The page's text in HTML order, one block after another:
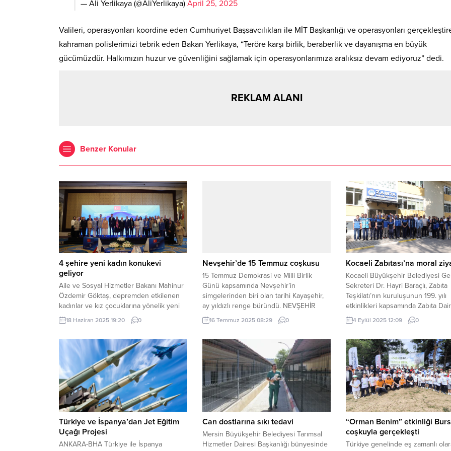
— Ali Yerlikaya (@AliYerlikaya) April 25, 2025
Valileri, operasyonları koordine eden Cumhuriyet Başsavcılıkları ile MİT Başkanlığı ve operasyonları
kahraman polislerimizi tebrik eden Bakan Yerlikaya, “Teröre karşı birlik, beraberlik ve dayanışma en büyük
gücümüzdür. Halkımızın huzur ve güvenliğini sağlamak için operasyonlarımıza aralıksız devam ediyoruz” dedi.
REKLAM ALANI
Benzer Konular
4 şehire yeni kadın konukevi
geliyor
Aile ve Sosyal Hizmetler Bakanı Mahinur
Özdemir Göktaş, depremden etkilenen
kadınlar ve kız çocuklarına yönelik yeni
destek projesini tanıttı. Bakan Göktaş,
Adıyaman, Hatay, İstanbul ve Kocaeli’de 4
duyurdu. ANKARA (İGFA) – Aile ve Sosyal
Hizmetler Bakanı Mahinur Özdemir
Göktaş, 6 Şubat 2023 Kahramanmaraş
depremlerinden etkilenen...
18 Haziran 2025 19:20 0
Nevşehir’de 15 Temmuz coşkusu
15 Temmuz Demokrasi ve Milli Birlik
Günü kapsamında Nevşehir’in
simgelerinden biri olan tarihi Kayaşehir,
ay yıldızlı renge büründü. NEVŞEHİR
(İGFA) – 15 Temmuz Demokrasi ve Milli
Birlik Günü’nün 9’ncu yılı dolayısıyla
İşler Müdürlüğü tarafından Nevşehir
Kalesi etrafında Tarihi Kayaşehir ve
Kahveci Dağı’nda ay yıldızlı ışık...
16 Temmuz 2025 08:29 0
Kocaeli Zabıtası’na moral
Kocaeli Büyükşehir Belediyesi
Sekreteri Dr. Hayri Baraçlı, Zabıta
Teşkilatı’nın kuruluşunun 199. yılı
etkinlikleri kapsamında Zabıta
Başkanlığı personeliyle bir araya
KOCAELİ (İGFA) – Kocaeli
Baraçlı, Zabıta Teşkilatı’nın
199. yılı etkinlikleri kapsamında
Büyükşehir’in zabıta personeliyle
araya geldi. Zabıta Dairesi
ziyaretinde...
4 Eylül 2025 12:09 0
Türkiye ve İspanya’dan Jet Eğitim
Uçağı Projesi
ANKARA-BHA Türkiye ile İspanya
Can dostlarına sıkı tedavi
Mersin Büyükşehir Belediyesi Tarımsal
Hizmetler Dairesi Başkanlığı bünyesinde
“Orman Benim” etkinliği
coşkuyla gerçekleşti
Türkiye genelinde eş zamanlı